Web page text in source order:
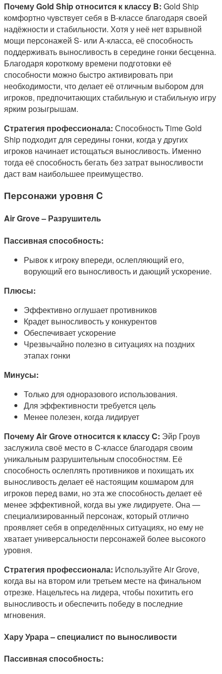
Почему Gold Ship относится к классу B: Gold Ship
комфортно чувствует себя в B-классе благодаря своей
надёжности и стабильности. Хотя у неё нет взрывной
мощи персонажей S- или A-класса, её способность
поддерживать выносливость в середине гонки бесценна.
Благодаря короткому времени подготовки её
способности можно быстро активировать при
необходимости, что делает её отличным выбором для
игроков, предпочитающих стабильную и стабильную игру
ярким розыгрышам.
Стратегия профессионала: Способность Time Gold
Ship подходит для середины гонки, когда у других
игроков начинает истощаться выносливость. Именно
тогда её способность бегать без затрат выносливости
даст вам наибольшее преимущество.
Персонажи уровня C
Air Grove – Разрушитель
Пассивная способность:
Рывок к игроку впереди, ослепляющий его,
ворующий его выносливость и дающий ускорение.
Плюсы:
Эффективно оглушает противников
Крадет выносливость у конкурентов
Обеспечивает ускорение
Чрезвычайно полезно в ситуациях на поздних
этапах гонки
Минусы:
Только для одноразового использования.
Для эффективности требуется цель
Менее полезен, когда лидирует
Почему Air Grove относится к классу C: Эйр Гроув
заслужила своё место в C-классе благодаря своим
уникальным разрушительным способностям. Её
способность ослеплять противников и похищать их
выносливость делает её настоящим кошмаром для
игроков перед вами, но эта же способность делает её
менее эффективной, когда вы уже лидируете. Она —
специализированный персонаж, который отлично
проявляет себя в определённых ситуациях, но ему не
хватает универсальности персонажей более высокого
уровня.
Стратегия профессионала: Используйте Air Grove,
когда вы на втором или третьем месте на финальном
отрезке. Нацельтесь на лидера, чтобы похитить его
выносливость и обеспечить победу в последние
мгновения.
Хару Урара – специалист по выносливости
Пассивная способность: